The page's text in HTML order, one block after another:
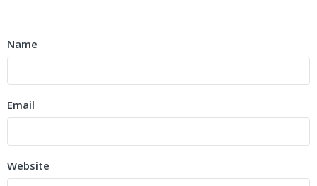
Name
Email
Website